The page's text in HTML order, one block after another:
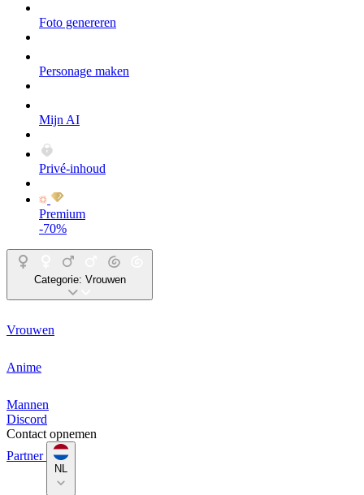
Foto genereren
Personage maken
Mijn AI
Privé-inhoud
Premium
-70%
Categorie: Vrouwen
Vrouwen
Anime
Mannen
Discord
Contact opnemen
Partner
NL